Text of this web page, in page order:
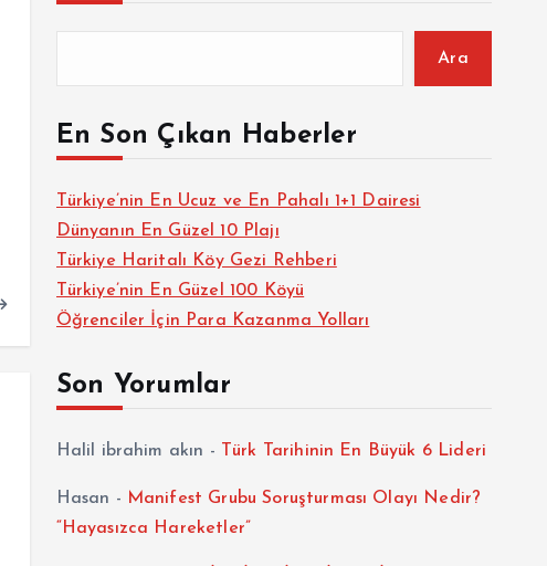
Ara
En Son Çıkan Haberler
Türkiye’nin En Ucuz ve En Pahalı 1+1 Dairesi
Dünyanın En Güzel 10 Plajı
Türkiye Haritalı Köy Gezi Rehberi
Türkiye’nin En Güzel 100 Köyü
Öğrenciler İçin Para Kazanma Yolları
Son Yorumlar
Halil ibrahim akın - Türk Tarihinin En Büyük 6 Lideri
Hasan - Manifest Grubu Soruşturması Olayı Nedir?
“Hayasızca Hareketler”